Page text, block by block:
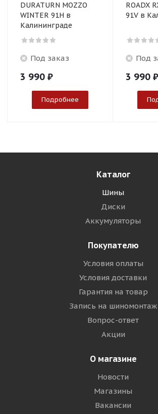
DURATURN MOZZO
WINTER 91H в
Калининграде
Под заказ
3 990 ₽
Подробнее
ROADX
91V в
Под
3 990 ₽
Каталог
Шины
Диски
Аккумуляторы
Покупателю
Условия оплаты
Условия доставки
Гарантия на товар
Запись на шиномонтаж
Вопрос-ответ
Акции
О магазине
Новости
Магазины
Вакансии